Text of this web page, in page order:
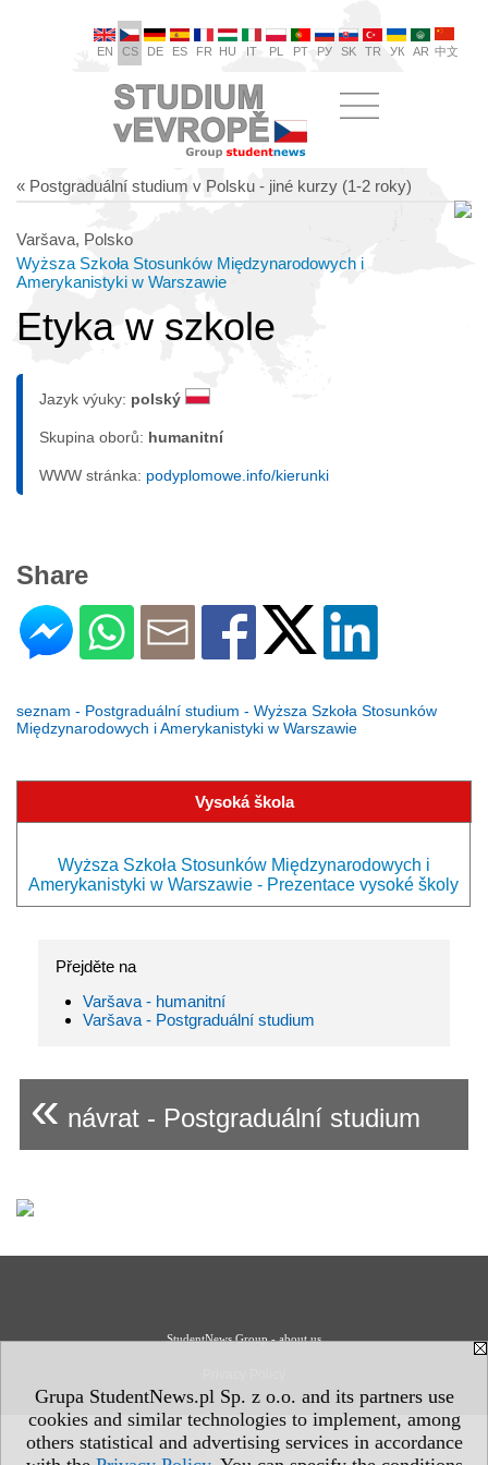
Grupa StudentNews.pl Sp. z o.o. and its partners use
cookies and similar technologies to implement, among
others statistical and advertising services in accordance
EN CS DE ES FR HU IT PL PT РУ SK TR УК AR 中文
« Postgraduální studium v Polsku - jiné kurzy (1-2 roky)
Varšava, Polsko
Wyższa Szkoła Stosunków Międzynarodowych i
Amerykanistyki w Warszawie
Etyka w szkole
Jazyk výuky: polský
Skupina oborů: humanitní
WWW stránka: podyplomowe.info/kierunki
Share
seznam - Postgraduální studium - Wyższa Szkoła Stosunków
Międzynarodowych i Amerykanistyki w Warszawie
Vysoká škola
Wyższa Szkoła Stosunków Międzynarodowych i
Amerykanistyki w Warszawie - Prezentace vysoké školy
Přejděte na
Varšava - humanitní
Varšava - Postgraduální studium
« návrat - Postgraduální studium
StudentNews Group - about us